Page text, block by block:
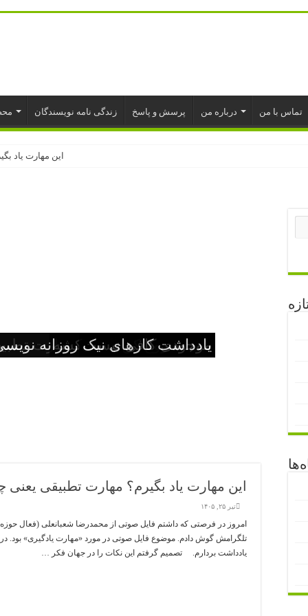
زندگی نامه نویسندگان پرسش و پاسخ درباره من تماس با من
این مهارت یاد
محتوای متنی نوشتن از
روز نوشت سال
این مهارت یاد بگیرم؟ مهارت
برای خرید کارت نمی‌‌کشه
شما شروع کن
موجودی کافی نیست
یادداشت کارهای نیک روزانه
این مهارت یاد بگیرم؟ مهارت تطبیقی یعنی
تیر ۲۵, ۱۴۰۵
امروز در فرصتی که داشتم فایل صوتی از محمدرضا شعبانعلی (فعال حوزه
تلگرامش گوش دادم. موضوع فایل صوتی در مورد «مهارت یادگیری»
یادداشت بردارم. تصمیم گرفتم این نکات را در جهان فکر …